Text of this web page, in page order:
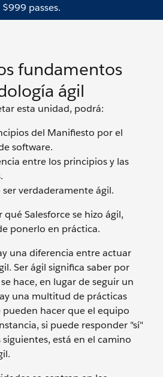
$999 passes.
fundamentos
ágil
esta unidad, podrá:
del Manifiesto por el
software.
entre los principios y las
verdaderamente ágil.
Salesforce se hizo ágil,
ponerlo en práctica.
una diferencia entre actuar
Ser ágil significa saber por
hace, en lugar de seguir un
una multitud de prácticas
hacer que el equipo
si puede responder "sí"
está en el camino